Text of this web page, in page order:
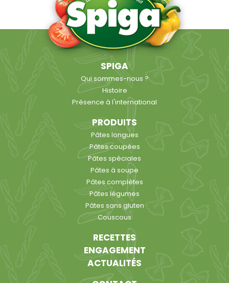
SPIGA
Qui sommes-nous ?
Histoire
Présence à l'international
PRODUITS
Pâtes longues
Pâtes coupées
Pâtes spéciales
Pâtes à soupe
Pâtes complètes
Pâtes légumes
Pâtes sans gluten
Couscous
RECETTES
ENGAGEMENT
ACTUALITÉS